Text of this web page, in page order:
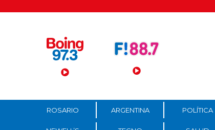
Menú Principal
ROSARIO ARGENTINA POLÍTICA